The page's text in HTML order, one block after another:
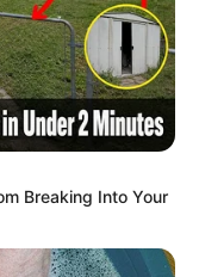
Breaking Into Your